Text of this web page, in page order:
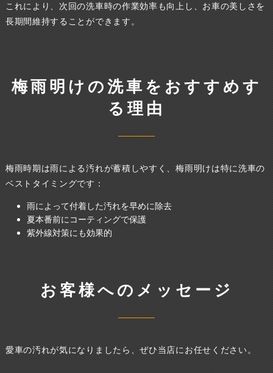
これにより、次回の洗車時の作業効率も向上し、お車の美しさを
長期間維持することができます。
梅雨明けの洗車をおすすめす
る理由
梅雨時期は雨による汚れが蓄積しやすく、梅雨明けは特に洗車の
ベストタイミングです：
雨によって付着した汚れを早めに除去
夏本番前にコーティングで保護
紫外線対策にも効果的
お客様へのメッセージ
愛車の汚れが気になりましたら、ぜひ当店にお任せください。